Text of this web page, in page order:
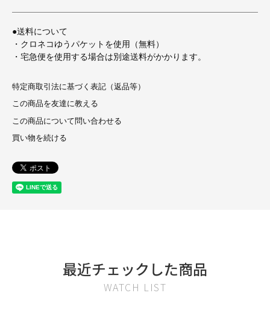
●送料について
・クロネコゆうパケットを使用（無料）
・宅急便を使用する場合は別途送料がかかります。
特定商取引法に基づく表記（返品等）
この商品を友達に教える
この商品について問い合わせる
買い物を続ける
最近チェックした商品
WATCH LIST